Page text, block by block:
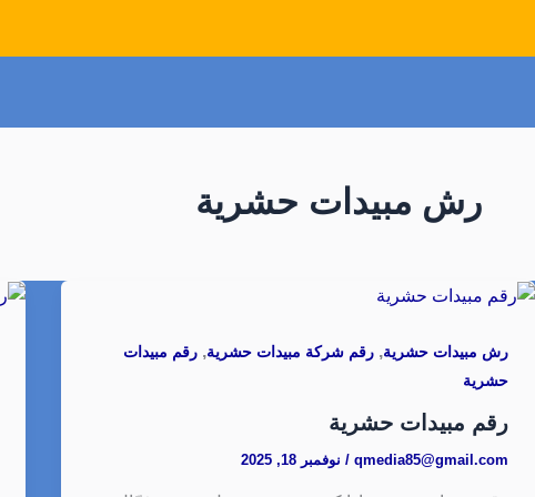
رش مبيدات حشرية
رش مبيدات حشرية, رقم شركة مبيدات حشرية, رقم مبيدات
حشرية
رقم مبيدات حشرية
qmedia85@gmail.com
/ نوفمبر 18, 2025